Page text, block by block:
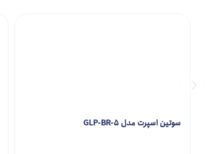
سوتین اسپرت مدل GLP-BR-5